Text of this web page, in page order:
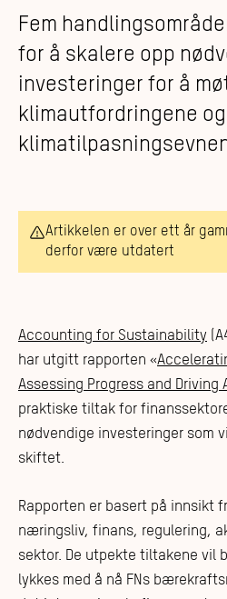
Fem
for å skalere opp
investeringer for å
klimautfordringene
Artikkelen er over ett år
derfor være utdatert
Accounting for Sustainability
har utgitt rapporten «
Assessing Progress and Driving
praktiske tiltak for
nødvendige investeringer som
skiftet.
Rapporten er basert på innsikt
næringsliv, finans, regulering,
sektor. De utpekte tiltakene vil
lykkes med å nå FNs